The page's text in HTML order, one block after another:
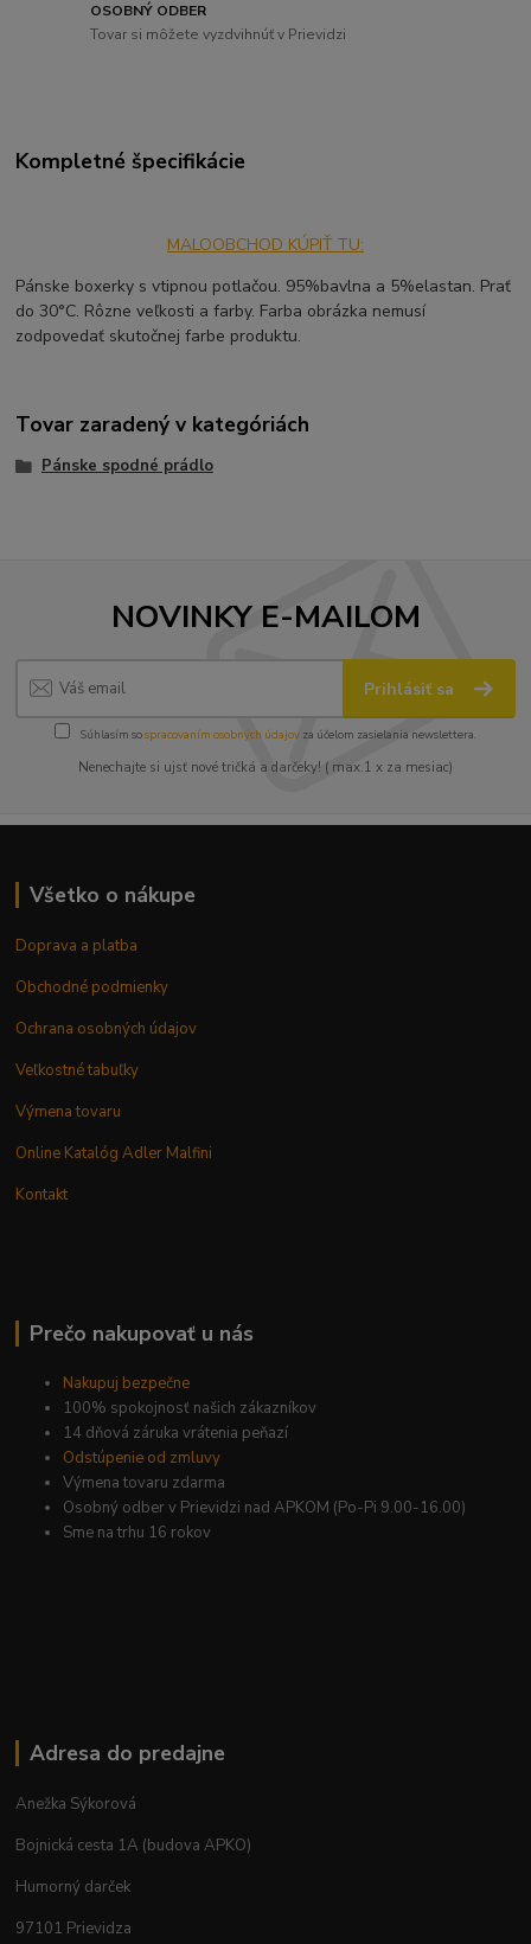
OSOBNÝ ODBER
Tovar si môžete vyzdvihnúť v Prievidzi
Kompletné špecifikácie
MALOOBCHOD KÚPIŤ TU:
Pánske boxerky s vtipnou potlačou. 95%bavlna a 5%elastan. Prať
do 30°C. Rôzne veľkosti a farby. Farba obrázka nemusí
zodpovedať skutočnej farbe produktu.
Tovar zaradený v kategóriách
Pánske spodné prádlo
NOVINKY E-MAILOM
Prihlásiť sa
Súhlasím sospracovaním osobných údajov za účelom zasielania newslettera.
Nenechajte si ujsť nové tričká a darčeky! ( max.1 x za mesiac)
Všetko o nákupe
Doprava a platba
Obchodné podmienky
Ochrana osobných údajov
Veľkostné tabuľky
Výmena tovaru
Online Katalóg Adler Malfini
Kontakt
Prečo nakupovať u nás
Nakupuj bezpečne
100% spokojnosť našich zákazníkov
14 dňová záruka vrátenia peňazí
Odstúpenie od zmluvy
Výmena tovaru zdarma
Osobný odber v Prievidzi nad APKOM (Po-Pi 9.00-16.00)
Sme na trhu 16 rokov
Adresa do predajne
Anežka Sýkorová
Bojnická cesta 1A (budova APKO)
Humorný darček
97101 Prievidza